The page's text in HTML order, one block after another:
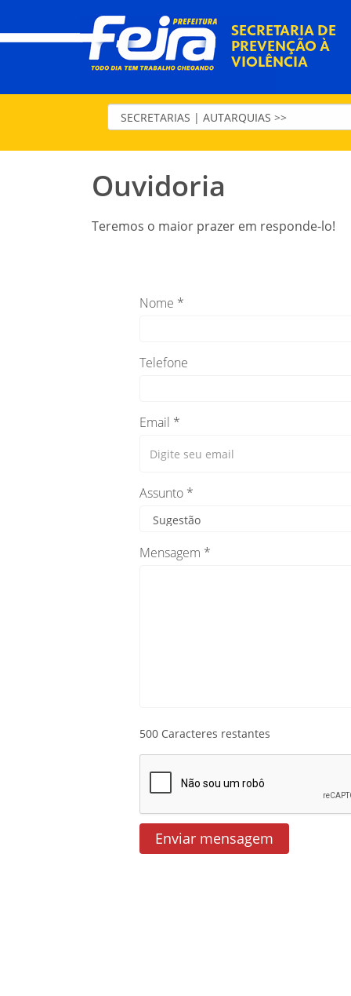
SECRETARIA DE
PREVENÇÃO À
VIOLÊNCIA
Ouvidoria
Teremos o maior prazer em responde-lo!
Nome *
Telefone
Email *
Assunto *
Mensagem *
500 Caracteres restantes
Enviar mensagem